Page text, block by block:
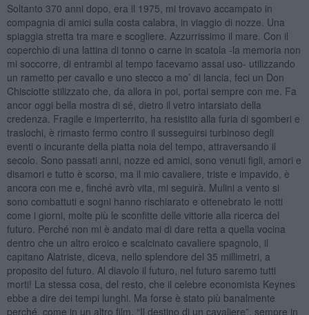
Soltanto 370 anni dopo, era il 1975, mi trovavo accampato in
compagnia di amici sulla costa calabra, in viaggio di nozze. Una
spiaggia stretta tra mare e scogliere. Azzurrissimo il mare. Con il
coperchio di una lattina di tonno o carne in scatola -la memoria non
mi soccorre, di entrambi al tempo facevamo assai uso- utilizzando
un rametto per cavallo e uno stecco a mo’ di lancia, feci un Don
Chisciotte stilizzato che, da allora in poi, portai sempre con me. Fa
ancor oggi bella mostra di sé, dietro il vetro intarsiato della
credenza. Fragile e imperterrito, ha resistito alla furia di sgomberi e
traslochi, è rimasto fermo contro il susseguirsi turbinoso degli
eventi o incurante della piatta noia del tempo, attraversando il
secolo. Sono passati anni, nozze ed amici, sono venuti figli, amori e
disamori e tutto è scorso, ma il mio cavaliere, triste e impavido, è
ancora con me e, finché avrò vita, mi seguirà. Mulini a vento si
sono combattuti e sogni hanno rischiarato e ottenebrato le notti
come i giorni, molte più le sconfitte delle vittorie alla ricerca del
futuro. Perché non mi è andato mai di dare retta a quella vocina
dentro che un altro eroico e scalcinato cavaliere spagnolo, il
capitano Alatriste, diceva, nello splendore del 35 millimetri, a
proposito del futuro. Al diavolo il futuro, nel futuro saremo tutti
morti! La stessa cosa, del resto, che il celebre economista Keynes
ebbe a dire dei tempi lunghi. Ma forse è stato più banalmente
perché, come in un altro film, “Il destino di un cavaliere”, sempre in